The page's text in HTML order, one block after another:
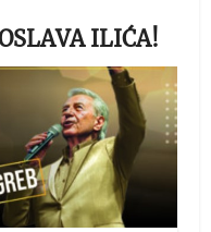
ILIĆA!